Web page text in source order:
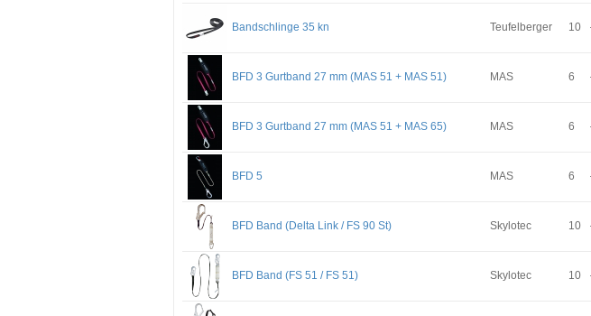
Bandschlinge 35 kn Teufelberger 10
BFD 3 Gurtband 27 mm (MAS 51 + MAS 51) MAS 6
BFD 3 Gurtband 27 mm (MAS 51 + MAS 65) MAS 6
BFD 5 MAS 6
BFD Band (Delta Link / FS 90 St) Skylotec 10
BFD Band (FS 51 / FS 51) Skylotec 10